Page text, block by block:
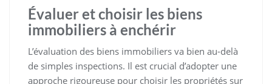
Évaluer et choisir les biens
immobiliers à enchérir
L’évaluation des biens immobiliers va bien au-delà
de simples inspections. Il est crucial d’adopter une
approche rigoureuse pour choisir les propriétés sur